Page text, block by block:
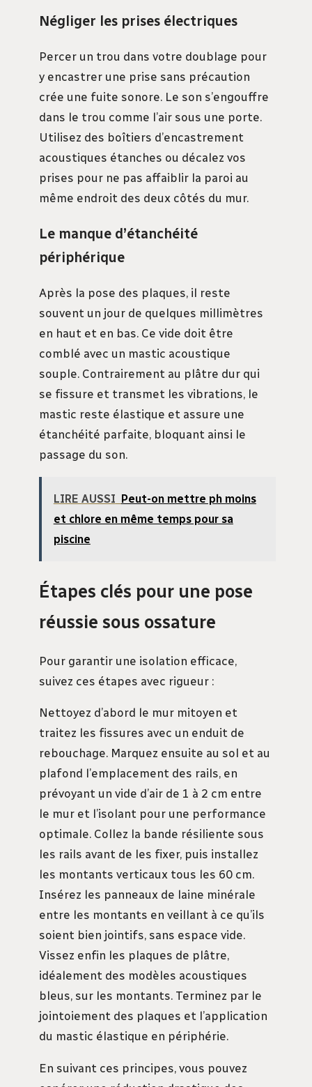
Négliger les prises électriques
Percer un trou dans votre doublage pour
y encastrer une prise sans précaution
crée une fuite sonore. Le son s’engouffre
dans le trou comme l’air sous une porte.
Utilisez des boîtiers d’encastrement
acoustiques étanches ou décalez vos
prises pour ne pas affaiblir la paroi au
même endroit des deux côtés du mur.
Le manque d’étanchéité
périphérique
Après la pose des plaques, il reste
souvent un jour de quelques millimètres
en haut et en bas. Ce vide doit être
comblé avec un mastic acoustique
souple. Contrairement au plâtre dur qui
se fissure et transmet les vibrations, le
mastic reste élastique et assure une
étanchéité parfaite, bloquant ainsi le
passage du son.
LIRE AUSSI Peut-on mettre ph moins
et chlore en même temps pour sa
piscine
Étapes clés pour une pose
réussie sous ossature
Pour garantir une isolation efficace,
suivez ces étapes avec rigueur :
Nettoyez d’abord le mur mitoyen et
traitez les fissures avec un enduit de
rebouchage. Marquez ensuite au sol et au
plafond l’emplacement des rails, en
prévoyant un vide d’air de 1 à 2 cm entre
le mur et l’isolant pour une performance
optimale. Collez la bande résiliente sous
les rails avant de les fixer, puis installez
les montants verticaux tous les 60 cm.
Insérez les panneaux de laine minérale
entre les montants en veillant à ce qu’ils
soient bien jointifs, sans espace vide.
Vissez enfin les plaques de plâtre,
idéalement des modèles acoustiques
bleus, sur les montants. Terminez par le
jointoiement des plaques et l’application
du mastic élastique en périphérie.
En suivant ces principes, vous pouvez